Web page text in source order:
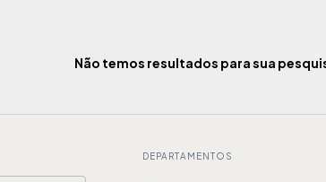
Não temos resultados para sua
DEPARTAMENTOS